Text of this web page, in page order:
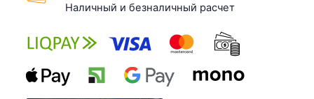
Наличный и безналичный расчет